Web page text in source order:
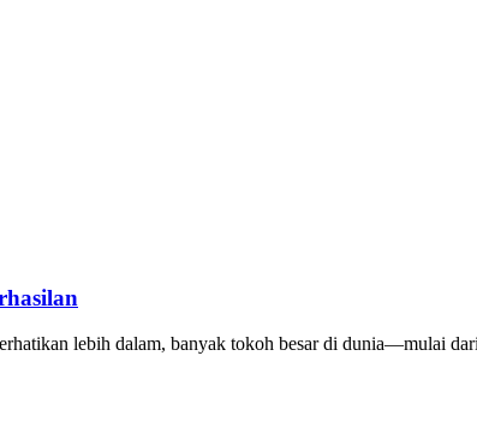
lebih dalam, banyak tokoh besar di dunia—mulai